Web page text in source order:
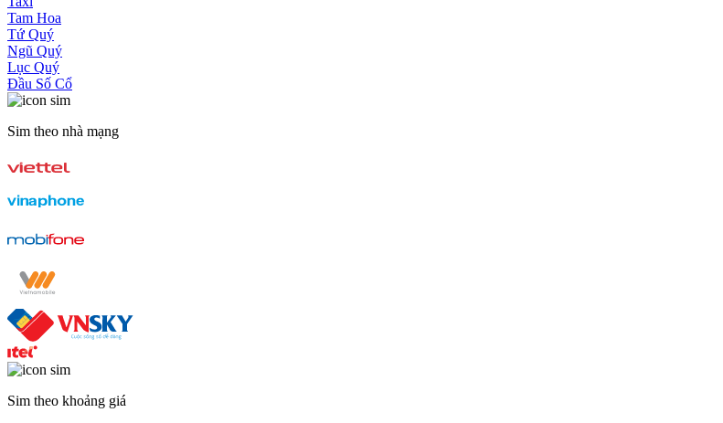
Tam Hoa
Tứ Quý
Ngũ Quý
Lục Quý
Đầu Số Cổ
Sim theo nhà mạng
Sim theo khoảng giá